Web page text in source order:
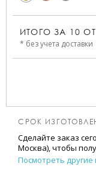
ИТОГО ЗА 10
* без учета доставки
СРОК
Сделайте заказ
Москва), чтобы
Посмотреть